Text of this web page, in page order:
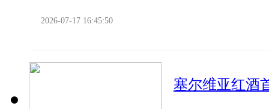
2026-07-17 16:45:50
塞尔维亚红酒